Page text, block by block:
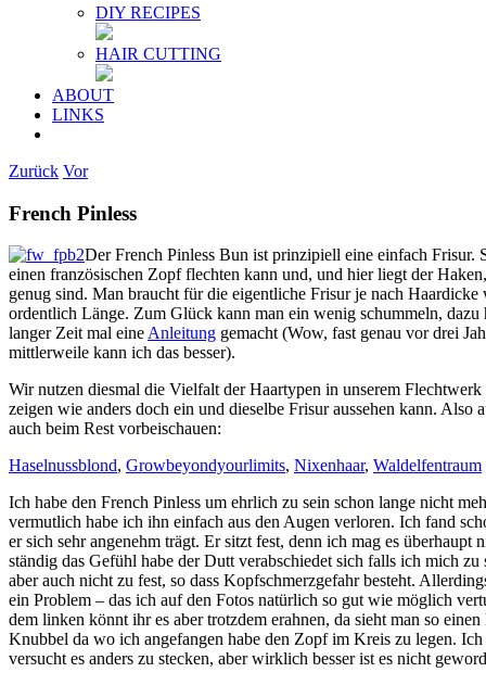
DIY RECIPES
HAIR CUTTING
ABOUT
LINKS
Zurück Vor
French Pinless
Der French Pinless Bun ist prinzipiell eine einfach Frisur.
einen französischen Zopf flechten kann und, und hier liegt der
genug sind. Man braucht für die eigentliche Frisur je nach
ordentlich Länge. Zum Glück kann man ein wenig schummeln, dazu
langer Zeit mal eineAnleitung gemacht (Wow, fast genau vor drei
mittlerweile kann ich das besser).
Wir nutzen diesmal die Vielfalt der Haartypen in unserem Flechtwerk
zeigen wie anders doch ein und dieselbe Frisur aussehen kann. Also
auch beim Rest vorbeischauen:
Haselnussblond, Growbeyondyourlimits, Nixenhaar, Waldelfentraum
Ich habe den French Pinless um ehrlich zu sein schon lange nicht
vermutlich habe ich ihn einfach aus den Augen verloren. Ich fand
er sich sehr angenehm trägt. Er sitzt fest, denn ich mag es überhaupt
ständig das Gefühl habe der Dutt verabschiedet sich falls ich mich zu
aber auch nicht zu fest, so dass Kopfschmerzgefahr besteht.
ein Problem – das ich auf den Fotos natürlich so gut wie möglich
dem linken könnt ihr es aber trotzdem erahnen, da sieht man so
Knubbel da wo ich angefangen habe den Zopf im Kreis zu legen. Ich
versucht es anders zu stecken, aber wirklich besser ist es nicht